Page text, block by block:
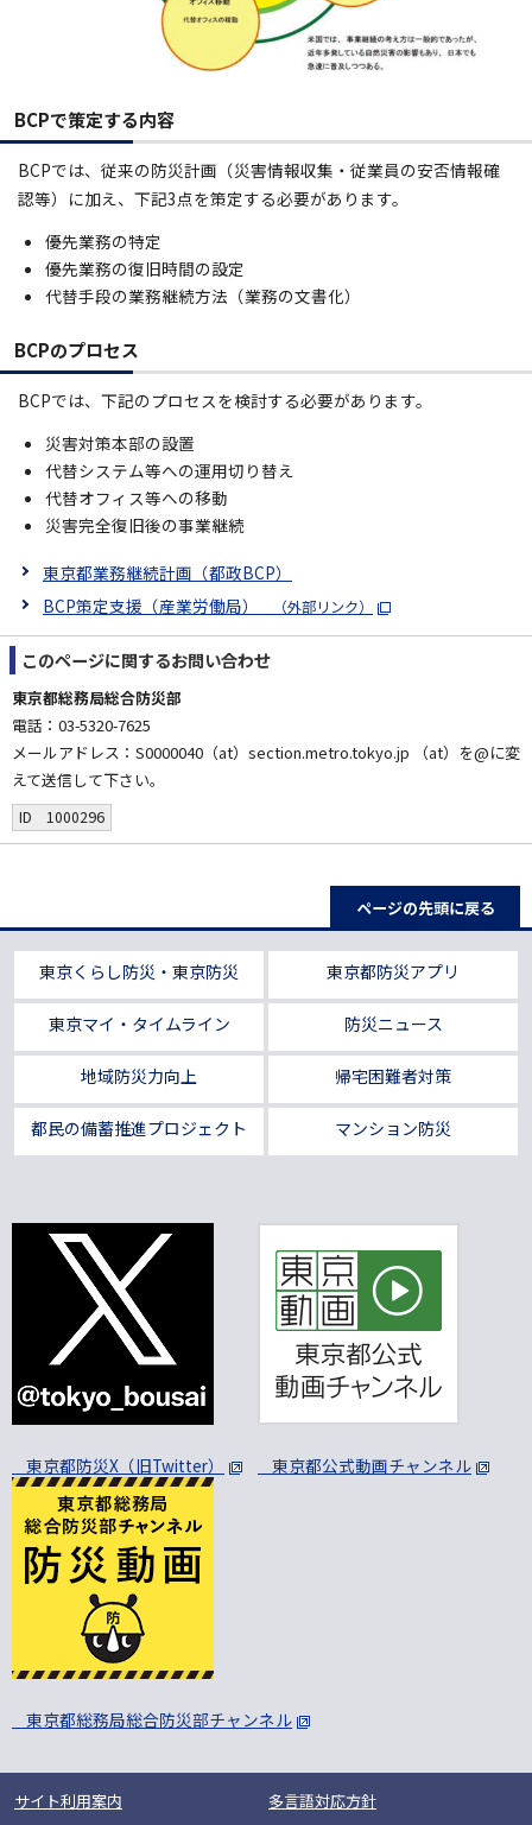
BCPで策定する内容
BCPでは、従来の防災計画（災害情報収集・従業員の安否情報確
認等）に加え、下記3点を策定する必要があります。
優先業務の特定
優先業務の復旧時間の設定
代替手段の業務継続方法（業務の文書化）
BCPのプロセス
BCPでは、下記のプロセスを検討する必要があります。
災害対策本部の設置
代替システム等への運用切り替え
代替オフィス等への移動
災害完全復旧後の事業継続
東京都業務継続計画（都政BCP）
BCP策定支援（産業労働局）
（外部リンク）
このページに関するお問い合わせ
東京都総務局総合防災部
電話：03-5320-7625
メールアドレス：S0000040（at）section.metro.tokyo.jp （at）を@に変
えて送信して下さい。
ID 1000296
ページの先頭に戻る
東京くらし防災・東京防災 東京都防災アプリ
東京マイ・タイムライン 防災ニュース
地域防災力向上 帰宅困難者対策
都民の備蓄推進プロジェクト マンション防災
東京都防災X（旧Twitter） 東京都公式動画チャンネル
東京都総務局総合防災部チャンネル
サイト利用案内 多言語対応方針